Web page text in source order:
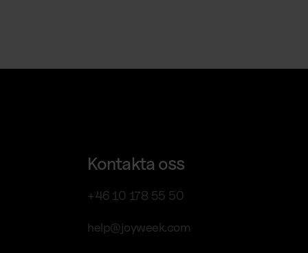
Kontakta oss
+46 10 178 55 50
help@joyweek.com